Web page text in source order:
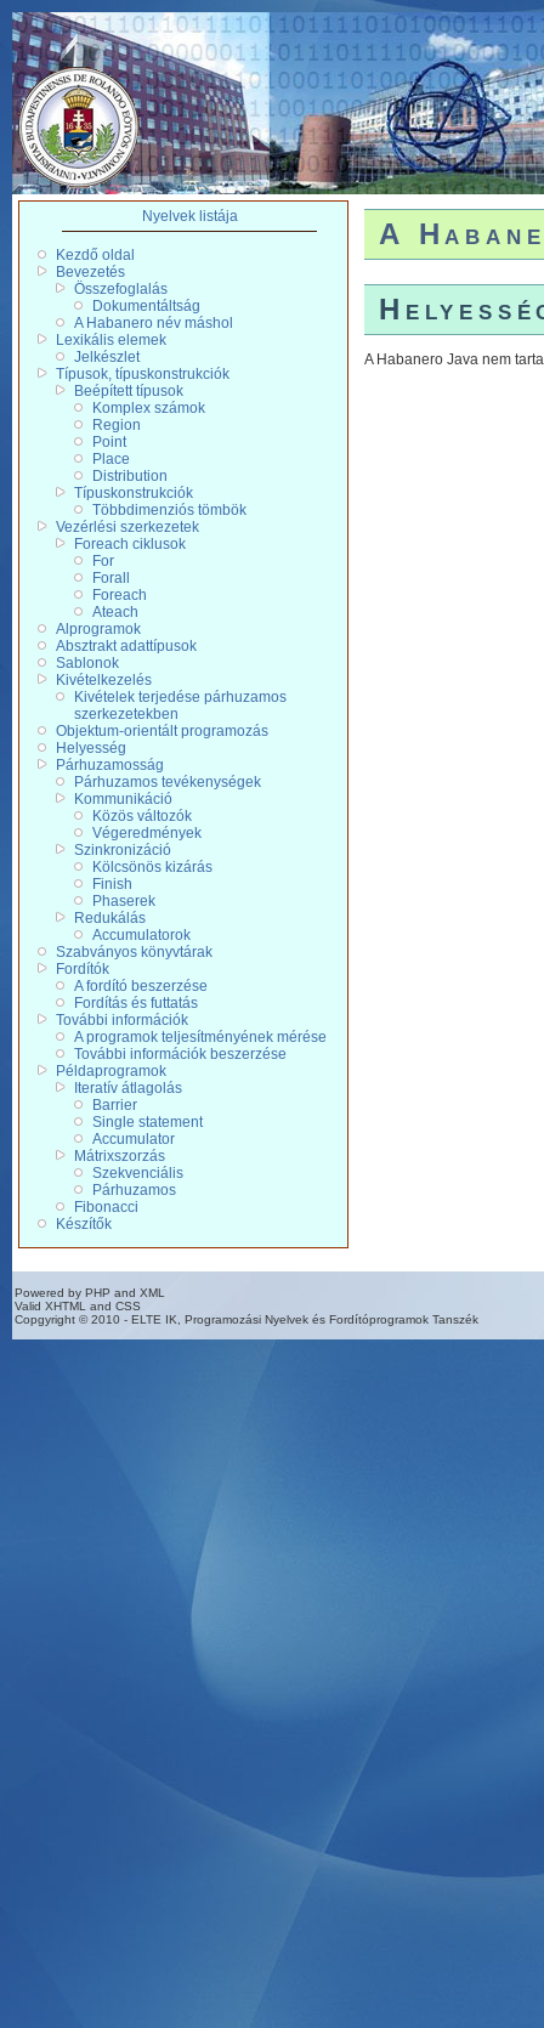
Nyelvek listája
Kezdő oldal
Bevezetés
Összefoglalás
Dokumentáltság
A Habanero név máshol
Lexikális elemek
Jelkészlet
Típusok, típuskonstrukciók
Beépített típusok
Komplex számok
Region
Point
Place
Distribution
Típuskonstrukciók
Többdimenziós tömbök
Vezérlési szerkezetek
Foreach ciklusok
For
Forall
Foreach
Ateach
Alprogramok
Absztrakt adattípusok
Sablonok
Kivételkezelés
Kivételek terjedése párhuzamos
szerkezetekben
Objektum-orientált programozás
Helyesség
Párhuzamosság
Párhuzamos tevékenységek
Kommunikáció
Közös változók
Végeredmények
Szinkronizáció
Kölcsönös kizárás
Finish
Phaserek
Redukálás
Accumulatorok
Szabványos könyvtárak
Fordítók
A fordító beszerzése
Fordítás és futtatás
További információk
A programok teljesítményének mérése
További információk beszerzése
Példaprogramok
Iteratív átlagolás
Barrier
Single statement
Accumulator
Mátrixszorzás
Szekvenciális
Párhuzamos
Fibonacci
Készítők
A
A Habanero Java nem
Powered by PHP and XML
Valid XHTML and CSS
Copgyright © 2010 - ELTE IK, Programozási Nyelvek és Fordítóprogramok Tanszék